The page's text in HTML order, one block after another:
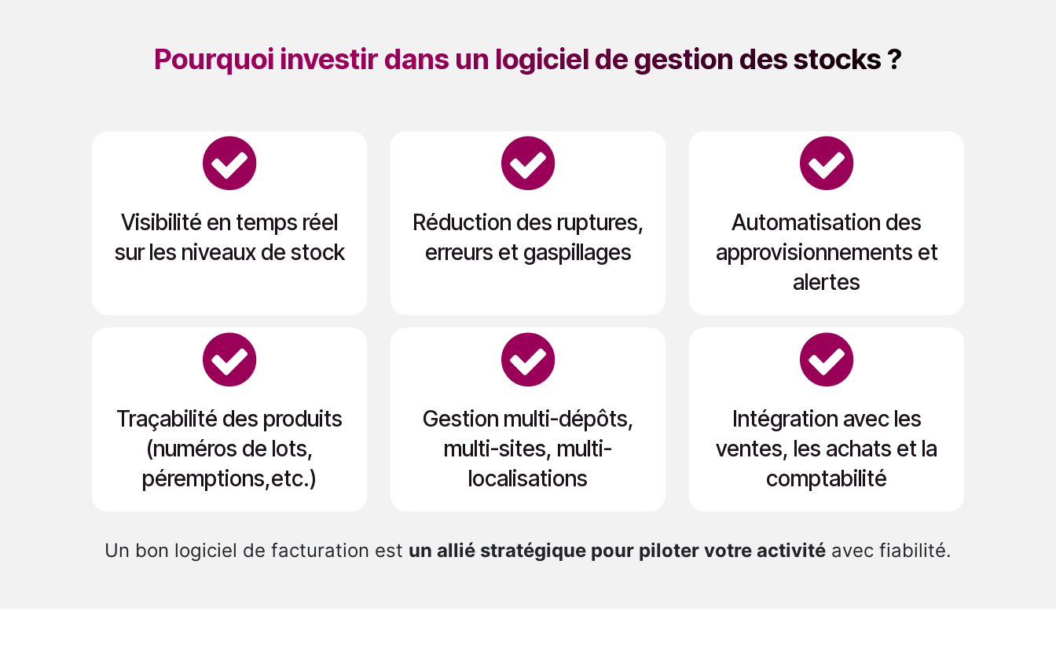
Pourquoi investir dans un logiciel de gestion des stocks ?
Visibilité en temps réel
sur les niveaux de stock
Réduction des ruptures,
erreurs et gaspillages
Automatisation des
approvisionnements et
alertes
Traçabilité des produits
(numéros de lots,
péremptions,etc.)
Gestion multi-dépôts,
multi-sites, multi-
localisations
Intégration avec les
ventes, les achats et la
comptabilité​
Un bon logiciel de facturation est un allié stratégique pour piloter votre activité avec fiabilité.